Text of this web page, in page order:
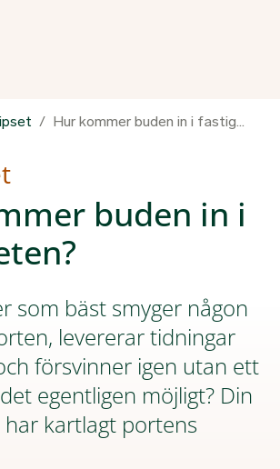
Hur kommer buden in i fastigheten?
buden in i
som bäst smyger någon
levererar tidningar
försvinner igen utan ett
egentligen möjligt? Din
kartlagt portens